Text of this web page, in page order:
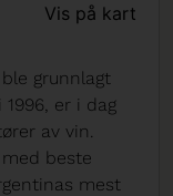
Vis på kart
grunnlagt
er i dag
av vin.
beste
mest